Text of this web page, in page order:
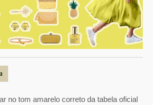
no tom amarelo correto da tabela oficial